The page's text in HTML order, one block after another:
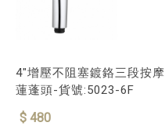
4"增壓不阻塞鍍鉻三段按摩
蓮蓬頭-貨號:5023-6F
$ 480